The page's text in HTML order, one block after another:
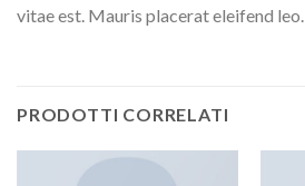
vitae est. Mauris placerat eleifend leo.
PRODOTTI CORRELATI